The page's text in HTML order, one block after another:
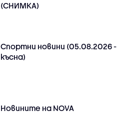
(СНИМКА)
Спортни новини (05.08.2026 -
късна)
Новините на NOVA